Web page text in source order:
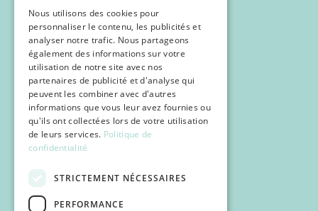
Programme
Inscription
POCUS
Nous utilisons des cookies pour
personnaliser le contenu, les publicités et
analyser notre trafic. Nous partageons
également des informations sur votre
utilisation de notre site avec nos
partenaires de publicité et d'analyse qui
peuvent les combiner avec d'autres
informations que vous leur avez fournies ou
qu'ils ont collectées lors de votre utilisation
de leurs services. Politique de
confidentialité
STRICTEMENT NÉCESSAIRES
PERFORMANCE